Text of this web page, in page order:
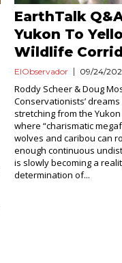
EarthTalk
Yukon To
Wildlife
ElObservador 09/24/
Roddy Scheer & Doug
Conservationists’
stretching from the Yukon
where “charismatic
wolves and caribou can
enough continuous
is slowly becoming a
determination of...